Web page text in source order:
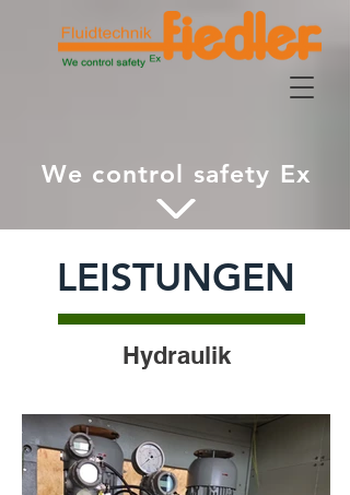
We control safety Ex
LEISTUNGEN
Hydraulik